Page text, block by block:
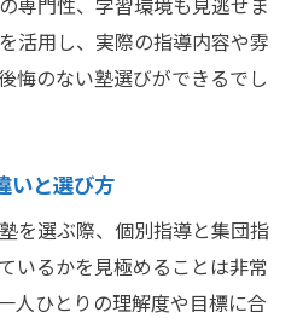
活用し、実際の指導内容や雰
悔のない塾選びができるでし
いと選び方
を選ぶ際、個別指導と集団指
いるかを見極めることは非常
人ひとりの理解度や目標に合